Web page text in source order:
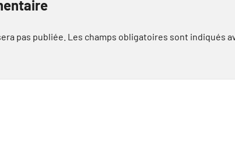
pas publiée. Les champs obligatoires sont indiqués